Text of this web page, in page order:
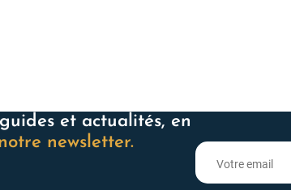
guides et actualités, en
newsletter.